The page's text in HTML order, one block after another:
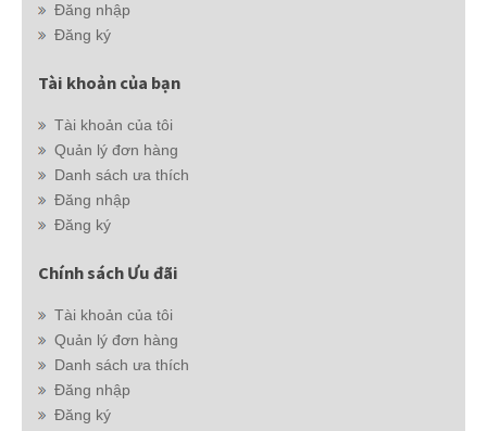
Đăng nhập
Đăng ký
Tài khoản của bạn
Tài khoản của tôi
Quản lý đơn hàng
Danh sách ưa thích
Đăng nhập
Đăng ký
Chính sách Ưu đãi
Tài khoản của tôi
Quản lý đơn hàng
Danh sách ưa thích
Đăng nhập
Đăng ký